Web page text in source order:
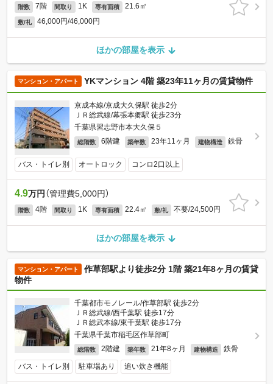
階数 7階 間取り 1K 専有面積 21.6㎡
敷/礼 46,000円/46,000円
ほかの部屋を表示
マンション・アパート YKマンション 4階 築23年11ヶ月の賃貸物件
京成本線/京成大久保駅 徒歩2分
ＪＲ総武線/幕張本郷駅 徒歩23分
千葉県習志野市本大久保５
総階数 6階建 築年数 23年11ヶ月 建物構造 鉄骨
バス・トイレ別 オートロック コンロ2口以上
4.9万円 （管理費5,000円）
階数 4階 間取り 1K 専有面積 22.4㎡ 敷/礼 不要/24,500円
ほかの部屋を表示
マンション・アパート
作草部駅より徒歩2分 1階 築21年8ヶ月の賃貸
物件
千葉都市モノレール/作草部駅 徒歩2分
ＪＲ総武線/西千葉駅 徒歩17分
ＪＲ総武本線/東千葉駅 徒歩17分
千葉県千葉市稲毛区作草部町
総階数 2階建 築年数 21年8ヶ月 建物構造 鉄骨
バス・トイレ別 駐車場あり 追い炊き機能